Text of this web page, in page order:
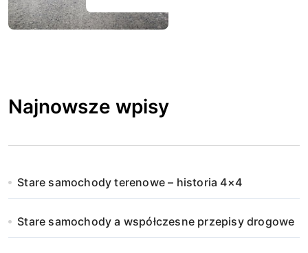
Najnowsze wpisy
Stare samochody terenowe – historia 4×4
Stare samochody a współczesne przepisy drogowe